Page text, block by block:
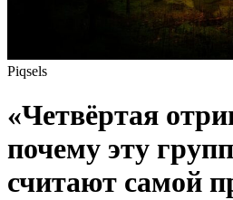
Piqsels
«Четвёртая
почему эту
считают самой